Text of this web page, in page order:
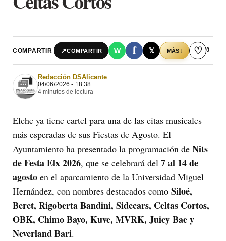
COMPARTIR ↗COMPARTIR W f 𝕏 MÁS↓ ♡ 0
Redacción DSAlicante
04/06/2026 - 18:38
4 minutos de lectura
Elche ya tiene cartel para una de las citas musicales
más esperadas de sus Fiestas de Agosto. El
Ayuntamiento ha presentado la programación de Nits
de Festa Elx 2026, que se celebrará del 7 al 14 de
agosto en el aparcamiento de la Universidad Miguel
Hernández, con nombres destacados como Siloé,
Beret, Rigoberta Bandini, Sidecars, Celtas Cortos,
OBK, Chimo Bayo, Kuve, MVRK, Juicy Bae y
Neverland Bari.